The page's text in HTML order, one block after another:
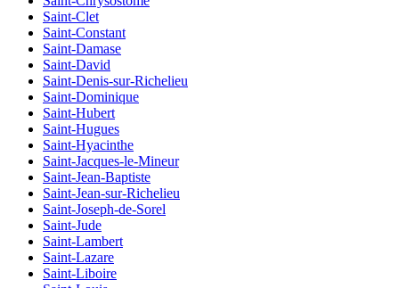
Saint-Clet
Saint-Constant
Saint-Damase
Saint-David
Saint-Denis-sur-Richelieu
Saint-Dominique
Saint-Hubert
Saint-Hugues
Saint-Hyacinthe
Saint-Jacques-le-Mineur
Saint-Jean-Baptiste
Saint-Jean-sur-Richelieu
Saint-Joseph-de-Sorel
Saint-Jude
Saint-Lambert
Saint-Lazare
Saint-Liboire